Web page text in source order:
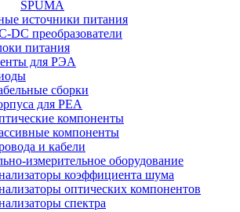
SPUMA
источники питания
DC преобразователи
питания
для РЭА
сборки
для РЕА
компоненты
компоненты
и кабели
измерительное оборудование
коэффициента шума
оптических компонентов
спектра